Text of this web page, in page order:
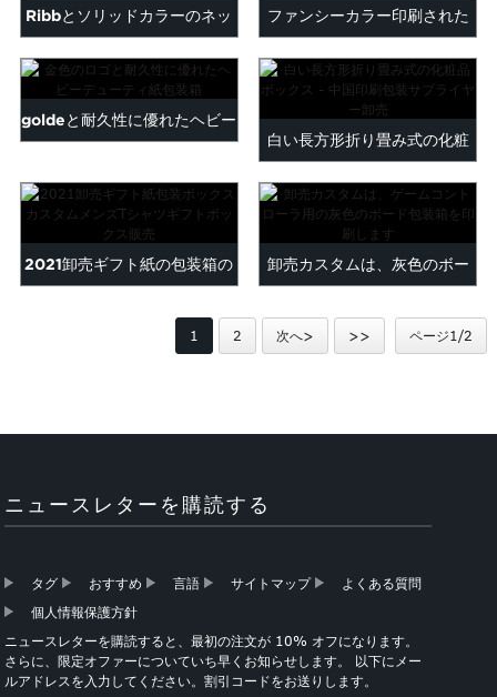
Sundanese
Zulu
Ribbとソリッドカラーのネッ
クレスの宝石類のギフトボッ
クス...
ファンシーカラー印刷された
段ボール梱包箱の高...
goldeと耐久性に優れたヘビー
白い長方形折り畳み式の化粧
品ボックス - 中国...
2021卸売ギフト紙の包装箱の 卸売カスタムは、灰色のボー
1 2 次へ> >> ページ1/2
ニュースレターを購読する
タグ おすすめ 言語 サイトマップ
よくある質問
個人情報保護方針
ニュースレターを購読すると、最初の注文が 10% オフになります。
さらに、限定オファーについていち早くお知らせします。 以下にメー
ルアドレスを入力してください。割引コードをお送りします。